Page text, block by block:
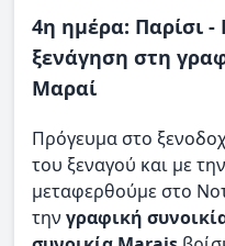
4η ημέρα: Παρίσι -
ξενάγηση στη
Μαραί
Πρόγευμα στο
του ξεναγού και με
μεταφερθούμε στο
την γραφική